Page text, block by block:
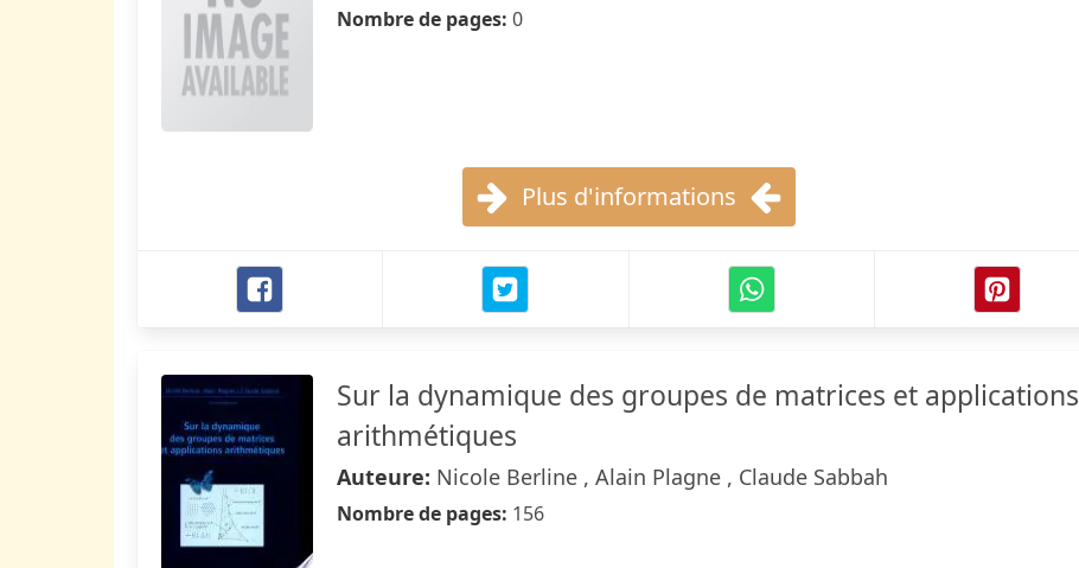
Nombre de pages: 0
Plus d'informations
Sur la dynamique des groupes de matrices et applications
arithmétiques
Auteure: Nicole Berline , Alain Plagne , Claude Sabbah
Nombre de pages: 156